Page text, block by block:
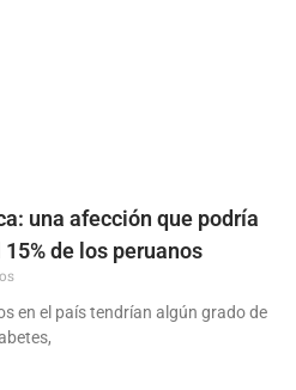
una afección que podría
de los peruanos
en el país tendrían algún grado de